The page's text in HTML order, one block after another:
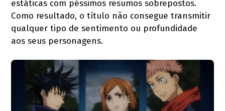
estáticas com péssimos resumos sobrepostos.
Como resultado, o título não consegue transmitir
qualquer tipo de sentimento ou profundidade
aos seus personagens.